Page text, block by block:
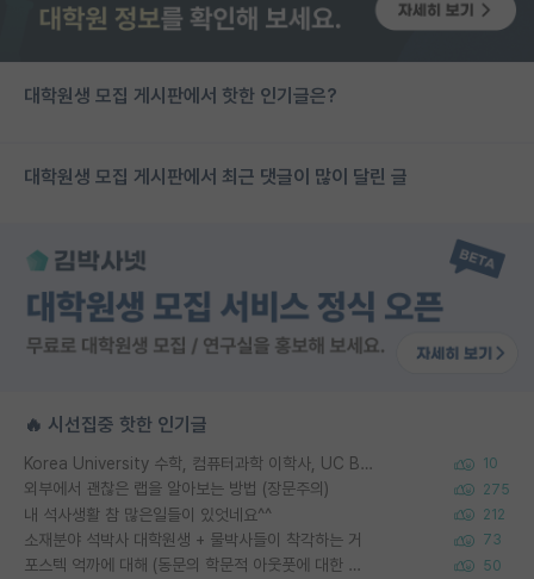
대학원생 모집 게시판에서 핫한 인기글은?
대학원생 모집 게시판에서 최근 댓글이 많이 달린 글
🔥 시선집중 핫한 인기글
Korea University 수학, 컴퓨터과학 이학사, UC Berkeley 산업공학 대학원 공학박사가 되는 것은 쉽지 않겠죠? 10
외부에서 괜찮은 랩을 알아보는 방법 (장문주의) 275
내 석사생활 참 많은일들이 있엇네요^^ 212
소재분야 석박사 대학원생 + 물박사들이 착각하는 거 73
포스텍 억까에 대해 (동문의 학문적 아웃풋에 대한 반박) 50